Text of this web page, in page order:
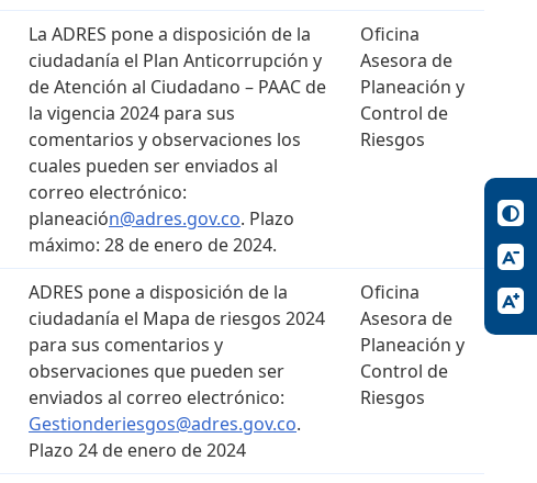
La ADRES pone a disposición de la
ciudadanía el Plan Anticorrupción y
de Atención al Ciudadano – PAAC de
la vigencia 2024 para sus
comentarios y observaciones los
cuales pueden ser enviados al
correo electrónico:
planeación@adres.gov.co. Plazo
máximo: 28 de enero de 2024.
Oficina
Asesora de
Planeación y
Control de
Riesgos
ADRES pone a disposición de la
ciudadanía el Mapa de riesgos 2024
para sus comentarios y
observaciones que pueden ser
enviados al correo electrónico:
Gestionderiesgos@adres.gov.co.
Plazo 24 de enero de 2024
Oficina
Asesora de
Planeación y
Control de
Riesgos